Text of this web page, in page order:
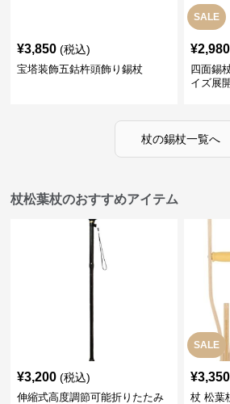
¥3,850 (税込)
宝塔装飾五鈷杵頭飾り錫杖
SALE
¥2,980
四面錫
イズ展開
杖の錫杖一覧へ
杖松葉杖のおすすめアイテム
¥3,200 (税込)
伸縮式高度調節可能折りたたみ
SALE
¥3,350
杖 松葉